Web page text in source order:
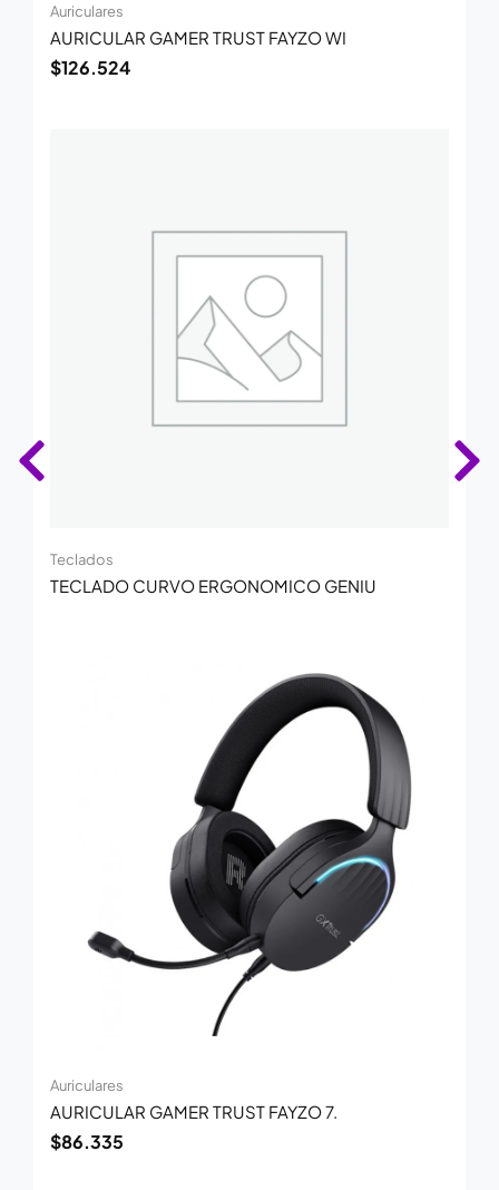
Auriculares
AURICULAR GAMER TRUST FAYZO WI
$126.524
Teclados
TECLADO CURVO ERGONOMICO GENIU
Auriculares
AURICULAR GAMER TRUST FAYZO 7.
$86.335